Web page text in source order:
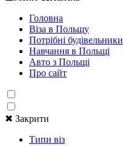
Головна
Віза в Польщу
Потрібні будівельники
Навчання в Польщі
Авто з Польщі
Про сайт
✖ Закрити
Типи віз